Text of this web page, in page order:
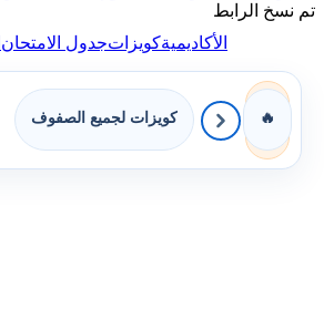
تم نسخ الرابط
الأكاديميةكويزاتجدول الامتحان
🔥 كويزات لجميع الصفوف